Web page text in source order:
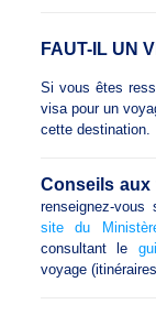
FAUT-IL UN
Si vous êtes
visa pour un
cette destination.
Conseils aux
renseignez-
site du
consultant le
voyage